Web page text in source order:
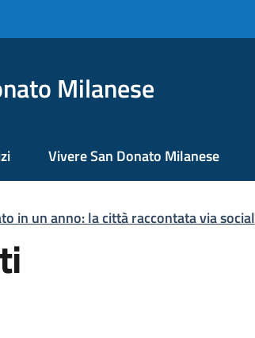
Milanese
Vivere San Donato Milanese
in un anno: la città raccontata via social